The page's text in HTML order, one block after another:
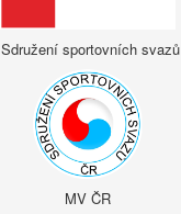
Sdružení sportovních svazů
MV ČR